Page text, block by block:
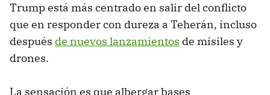
Trump está más centrado en salir del conflicto
que en responder con dureza a Teherán, incluso
después de nuevos lanzamientos de misiles y
drones.
La sensación es que albergar bases